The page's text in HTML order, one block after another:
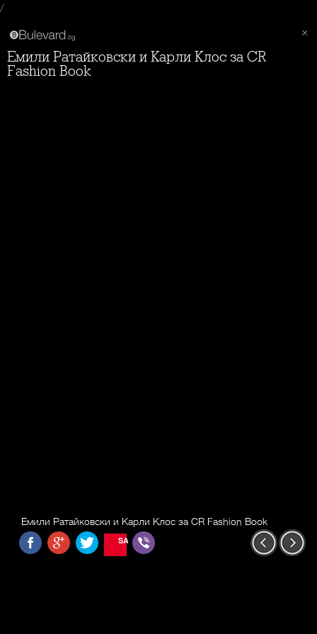
/
Емили Ратайковски и Карли Клос за CR
Fashion Book
Емили Ратайковски и Карли Клос за CR Fashion Book
SAVE